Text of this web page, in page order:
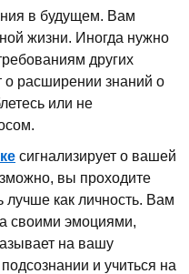
в будущем. Вам
жизни. Иногда нужно
других
о расширении знаний о
или не
сигнализирует о вашей
вы проходите
лучше как личность. Вам
своими эмоциями,
на вашу
и учиться на